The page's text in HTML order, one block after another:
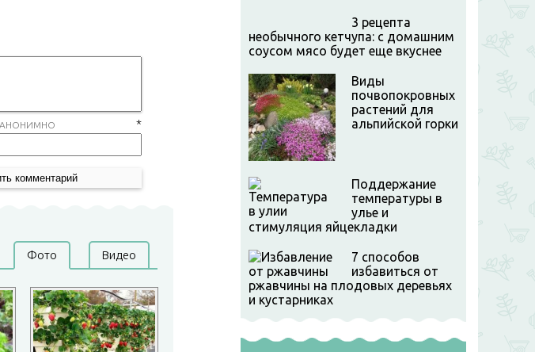
*
Фото Видео
3 рецепта
необычного кетчупа: с домашним
соусом мясо будет еще вкуснее
Виды
почвопокровных
растений для
альпийской горки
Поддержание
температуры в
улье и
стимуляция яйцекладки
7 способов
избавиться от
ржавчины на плодовых деревьях
и кустарниках